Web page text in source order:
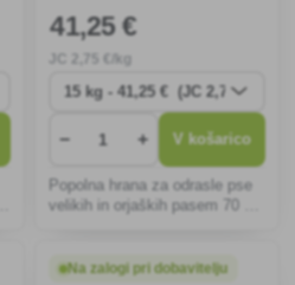
41,25 €
2 ,75 €/kg
− + V košarico
Popolna hrana za odrasle pse
velikih in orjaških pasem 70 %
Na zalogi pri dobavitelju